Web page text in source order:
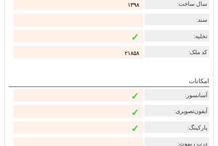
سال ساخت: ۱۳۹۸
سند:
تخلیه: ✓
کد ملک: ۲۱۸۵۸
امکانات
آسانسور: ✓
آیفون‌تصویری: ✓
پارکینگ: ✓
درب ریموت: